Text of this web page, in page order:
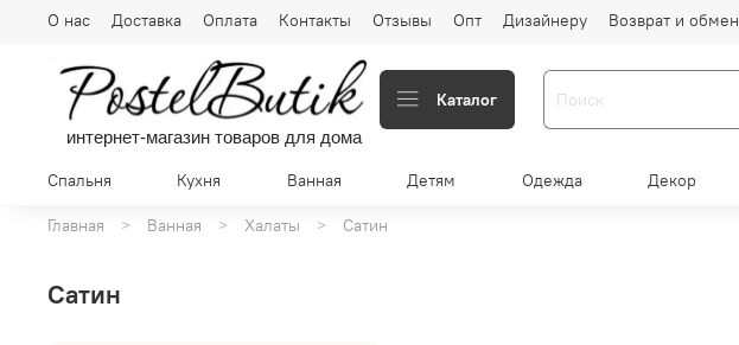
О нас Доставка Оплата Контакты Отзывы Опт Дизайнеру Возврат и обмен
интернет-магазин товаров для дома
Каталог
Спальня Кухня Ванная Детям Одежда Декор
Главная Ванная Халаты Сатин
Сатин